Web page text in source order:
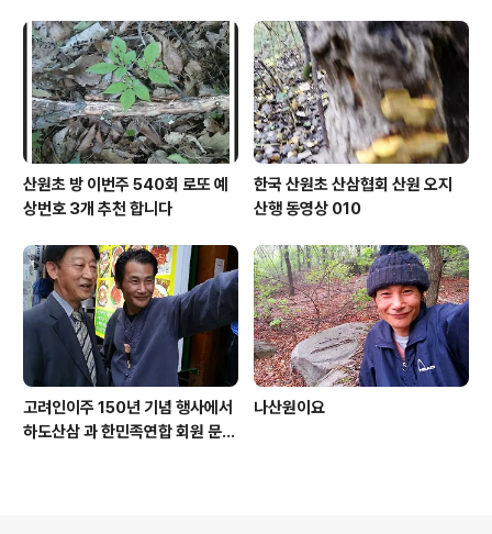
산원초 방 이번주 540회 로또 예
상번호 3개 추천 합니다
한국 산원초 산삼협회 산원 오지
산행 동영상 010
고려인이주 150년 기념 행사에서
하도산삼 과 한민족연합 회원 문효
나산원이요